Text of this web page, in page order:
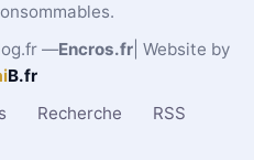
—Encros.fr| Website by
B.fr
Recherche RSS